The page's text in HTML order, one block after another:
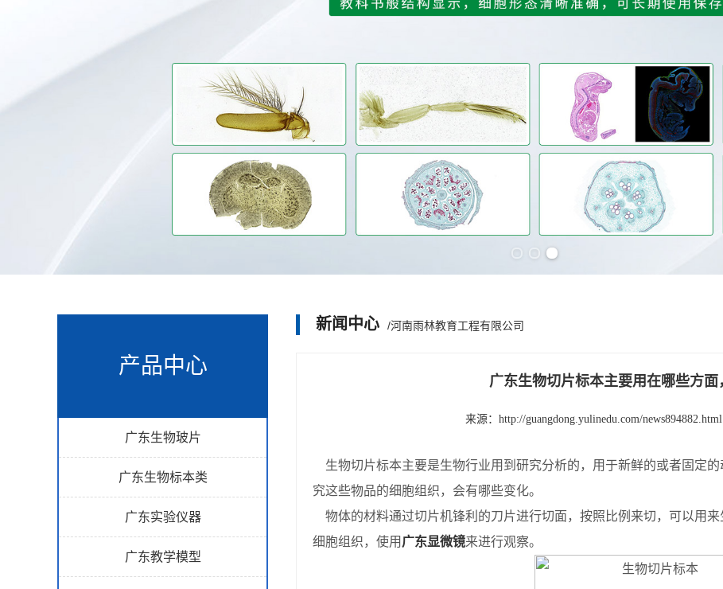
产品中心
广东生物玻片
广东生物标本类
广东实验仪器
广东教学模型
新闻中心 /河南雨林教育工程有限公司
广东生物切片标本主要用在哪些方
来源： http://guangdong.yulinedu.com/news894882.html
生物切片标本主要是生物行业用到研究分析的，用于新鲜的或者固定的
究这些物品的细胞组织，会有哪些变化。
物体的材料通过切片机锋利的刀片进行切面，按照比例来切，可以用
细胞组织，使用 广东显微镜来进行观察。